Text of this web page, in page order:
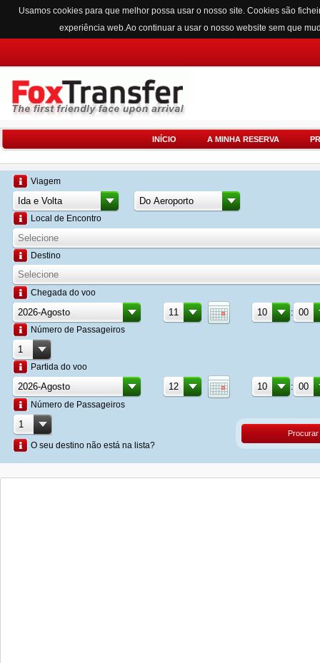
Usamos cookies para que melhor possa usar o nosso site. Cookies são
experiência web.Ao continuar a usar o nosso website sem que
INÍCIO A MINHA RESERVA
Viagem
Local de Encontro
Destino
Chegada do voo
:
Número de Passageiros
Partida do voo
:
Número de Passageiros
O seu destino não está na lista?
Procurar